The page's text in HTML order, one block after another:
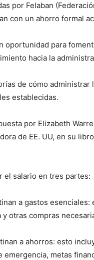
por Felaban
con un ahorro formal
oportunidad para
hacia la
de cómo
establecidas.
por Elizabeth
de EE. UU, en su
el salario en tres partes:
a gastos
otras compras
a ahorros: esto
emergencia, metas